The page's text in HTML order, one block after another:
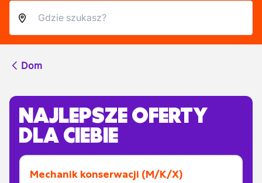
Dom
NAJLEPSZE OFERTY
DLA CIEBIE
Mechanik konserwacji (M/K/X)